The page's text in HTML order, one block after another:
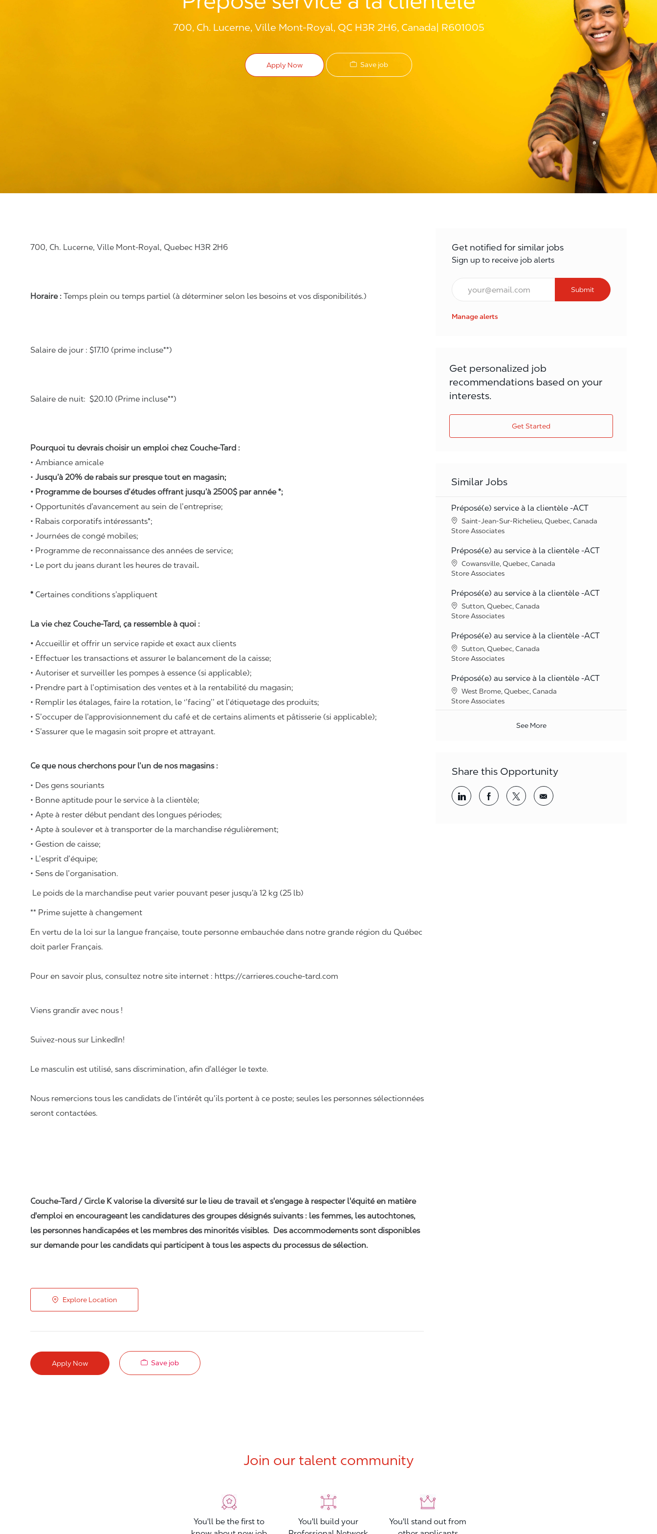
700, Ch. Lucerne, Ville Mont-Royal, QC H3R 2H6, Canada R601005
Apply Now Save job
700, Ch. Lucerne, Ville Mont-Royal, Quebec H3R 2H6
Horaire : Temps plein ou temps partiel (à déterminer selon les besoins et vos disponibilités.)
Salaire de jour : $17.10 (prime incluse**)
Salaire de nuit: $20.10 (Prime incluse**)
Pourquoi tu devrais choisir un emploi chez Couche-Tard :
• Ambiance amicale
• Jusqu’à 20% de rabais sur presque tout en magasin;
• Programme de bourses d’études offrant jusqu’à 2500$ par année *;
• Opportunités d’avancement au sein de l’entreprise;
• Rabais corporatifs intéressants*;
• Journées de congé mobiles;
• Programme de reconnaissance des années de service;
• Le port du jeans durant les heures de travail.
* Certaines conditions s’appliquent
La vie chez Couche-Tard, ça ressemble à quoi :
• Accueillir et offrir un service rapide et exact aux clients
• Effectuer les transactions et assurer le balancement de la caisse;
• Autoriser et surveiller les pompes à essence (si applicable);
• Prendre part à l’optimisation des ventes et à la rentabilité du magasin;
• Remplir les étalages, faire la rotation, le ‘’facing’’ et l’étiquetage des produits;
• S’occuper de l’approvisionnement du café et de certains aliments et pâtisserie (si applicable);
• S’assurer que le magasin soit propre et attrayant.
Ce que nous cherchons pour l’un de nos magasins :
• Des gens souriants
• Bonne aptitude pour le service à la clientèle;
• Apte à rester début pendant des longues périodes;
• Apte à soulever et à transporter de la marchandise régulièrement;
• Gestion de caisse;
• L’esprit d’équipe;
• Sens de l’organisation.
Le poids de la marchandise peut varier pouvant peser jusqu’à 12 kg (25 lb)
** Prime sujette à changement
En vertu de la loi sur la langue française, toute personne embauchée dans notre grande région du Québec
doit parler Français.
Pour en savoir plus, consultez notre site internet : https://carrieres.couche-tard.com
Viens grandir avec nous !
Suivez-nous sur LinkedIn!
Le masculin est utilisé, sans discrimination, afin d’alléger le texte.
Nous remercions tous les candidats de l’intérêt qu’ils portent à ce poste; seules les personnes sélectionnées
seront contactées.
Couche-Tard / Circle K valorise la diversité sur le lieu de travail et s'engage à respecter l'équité en matière
d'emploi en encourageant les candidatures des groupes désignés suivants : les femmes, les autochtones,
les personnes handicapées et les membres des minorités visibles. Des accommodements sont disponibles
sur demande pour les candidats qui participent à tous les aspects du processus de sélection.
Explore Location
Apply Now Save job
Get notified for similar jobs
Sign up to receive job alerts
Email*
Submit
Manage alerts
Get personalized job
recommendations based on your
interests.
Get Started
Similar Jobs
Préposé(e) service à la clientèle -ACT
Location
Saint-Jean-Sur-Richelieu, Quebec, Canada
Category
Store Associates
Préposé(e) au service à la clientèle -ACT
Location
Cowansville, Quebec, Canada
Category
Store Associates
Préposé(e) au service à la clientèle -ACT
Location
Sutton, Quebec, Canada
Category
Store Associates
Préposé(e) au service à la clientèle -ACT
Location
Sutton, Quebec, Canada
Category
Store Associates
Préposé(e) au service à la clientèle -ACT
Location
West Brome, Quebec, Canada
Category
Store Associates
See More
Share this Opportunity
Share via LinkedInShare via Facebook
Share via twitterShare via email
Join our talent community
You'll be the first to
You'll build your
You'll stand out from